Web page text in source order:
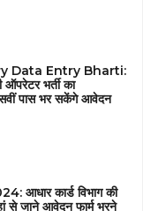
Data Entry Bharti:
ऑपरेटर भर्ती का
पास भर सकेंगे आवेदन
आधार कार्ड विभाग की
से जाने आवेदन फार्म भरने